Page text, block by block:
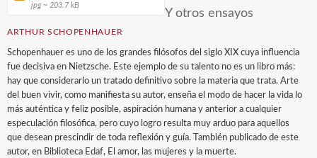
jpg ~ 203.7 kB
Y otros ensayos
ARTHUR SCHOPENHAUER
Schopenhauer es uno de los grandes filósofos del siglo XIX cuya influencia
fue decisiva en Nietzsche. Este ejemplo de su talento no es un libro más:
hay que considerarlo un tratado definitivo sobre la materia que trata. Arte
del buen vivir, como manifiesta su autor, enseña el modo de hacer la vida lo
más auténtica y feliz posible, aspiración humana y anterior a cualquier
especulación filosófica, pero cuyo logro resulta muy arduo para aquellos
que desean prescindir de toda reflexión y guía. También publicado de este
autor, en Biblioteca Edaf, El amor, las mujeres y la muerte.